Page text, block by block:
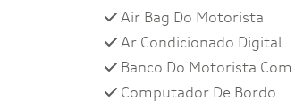
Air Bag Do Motorista
Ar Condicionado Digital
Banco Do Motorista
Computador De Bordo